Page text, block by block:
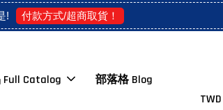
! 付款方式/超商取貨！
Catalog 部落格 Blog